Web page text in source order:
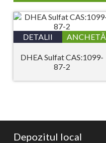
DETALII ANCHETĂ
DHEA Sulfat CAS:1099-
87-2
Depozitul local